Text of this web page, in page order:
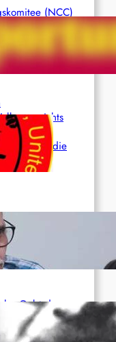
(NCC)
Partei Indiens
angesichts
und der
durch die
Murali (Ajith)
Gebt das
und die